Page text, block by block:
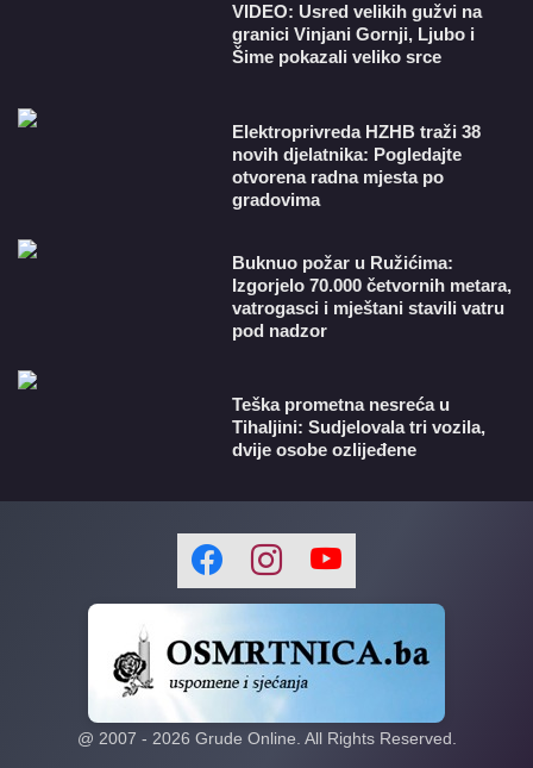
VIDEO: Usred velikih gužvi na
granici Vinjani Gornji, Ljubo i
Šime pokazali veliko srce
​Elektroprivreda HZHB traži 38
novih djelatnika: Pogledajte
otvorena radna mjesta po
gradovima
Buknuo požar u Ružićima:
Izgorjelo 70.000 četvornih metara,
vatrogasci i mještani stavili vatru
pod nadzor
Teška prometna nesreća u
Tihaljini: Sudjelovala tri vozila,
dvije osobe ozlijeđene
@ 2007 - 2026 Grude Online. All Rights Reserved.